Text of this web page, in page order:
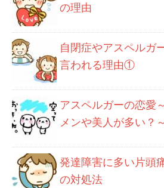
の理由
自閉症やアスペルガ
言われる理由①
アスペルガーの恋愛
メンや美人が多い？～
発達障害に多い片頭
の対処法